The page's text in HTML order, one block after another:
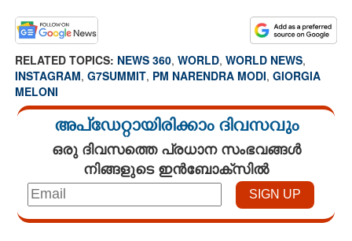
RELATED TOPICS: NEWS 360, WORLD, WORLD NEWS,
INSTAGRAM, G7SUMMIT, PM NARENDRA MODI, GIORGIA
MELONI
അപ്ഡേറ്റായിരിക്കാം ദിവസവും
ഒരു ദിവസത്തെ പ്രധാന സംഭവങ്ങൾ
നിങ്ങളുടെ ഇൻബോക്സിൽ